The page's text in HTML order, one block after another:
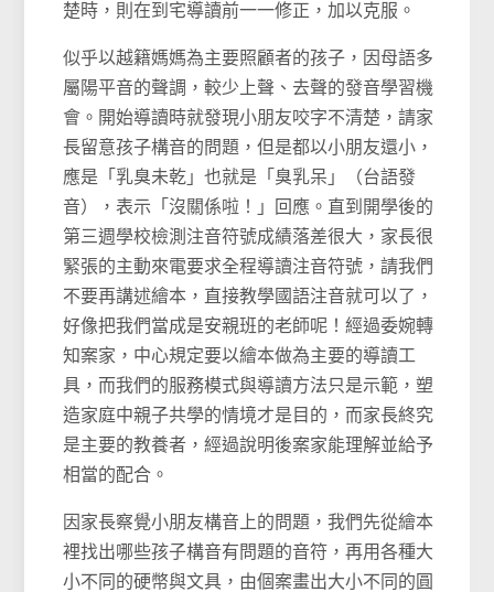
楚時，則在到宅導讀前一一修正，加以克服。
似乎以越籍媽媽為主要照顧者的孩子，因母語多
屬陽平音的聲調，較少上聲、去聲的發音學習機
會。開始導讀時就發現小朋友咬字不清楚，請家
長留意孩子構音的問題，但是都以小朋友還小，
應是「乳臭未乾」也就是「臭乳呆」（台語發
音），表示「沒關係啦！」回應。直到開學後的
第三週學校檢測注音符號成績落差很大，家長很
緊張的主動來電要求全程導讀注音符號，請我們
不要再講述繪本，直接教學國語注音就可以了，
好像把我們當成是安親班的老師呢！經過委婉轉
知案家，中心規定要以繪本做為主要的導讀工
具，而我們的服務模式與導讀方法只是示範，塑
造家庭中親子共學的情境才是目的，而家長終究
是主要的教養者，經過說明後案家能理解並給予
相當的配合。
因家長察覺小朋友構音上的問題，我們先從繪本
裡找出哪些孩子構音有問題的音符，再用各種大
小不同的硬幣與文具，由個案畫出大小不同的圓